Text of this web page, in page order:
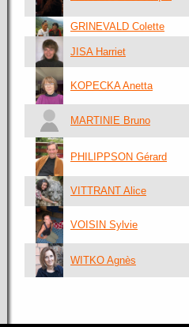
GRINEVALD Colette
JISA Harriet
KOPECKA Anetta
MARTINIE Bruno
PHILIPPSON Gérard
VITTRANT Alice
VOISIN Sylvie
WITKO Agnès